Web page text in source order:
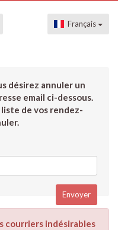
Français
désirez annuler un
email ci-dessous.
de vos rendez-
indésirables